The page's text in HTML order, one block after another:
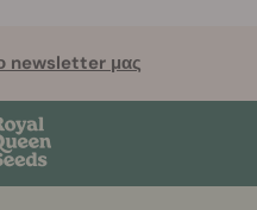
newsletter μας